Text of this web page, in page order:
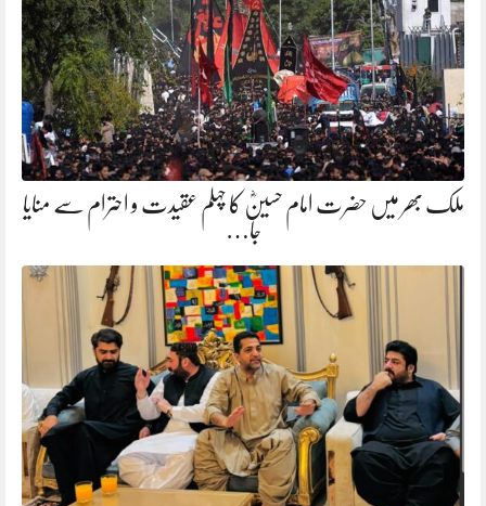
ملک بھر میں حضرت امام حسینؓ کا چہلم عقیدت و احترام سے منایا
جا…